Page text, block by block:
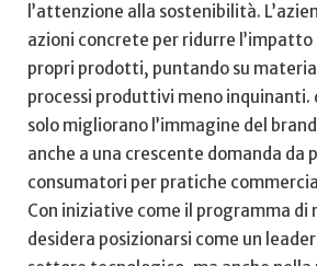
l’attenzione alla sostenibilità.
azioni concrete per ridurre
propri prodotti, puntando su
processi produttivi meno ‌inquinanti.
solo‍ migliorano l’immagine del
anche a​ una crescente domanda da
consumatori ‌per pratiche
Con iniziative come il programma di
‌desidera ⁢posizionarsi come un leader